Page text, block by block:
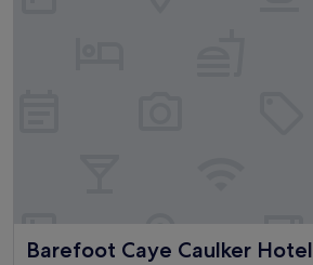
Barefoot Caye Caulker Hotel
Barefoot Caye Caulker Hotel